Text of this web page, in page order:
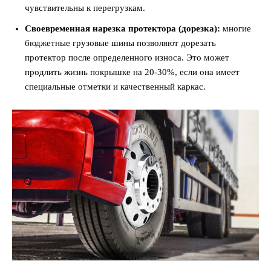
чувствительны к перегрузкам.
Своевременная нарезка протектора (дорезка): многие
бюджетные грузовые шины позволяют дорезать
протектор после определенного износа. Это может
продлить жизнь покрышке на 20-30%, если она имеет
специальные отметки и качественный каркас.